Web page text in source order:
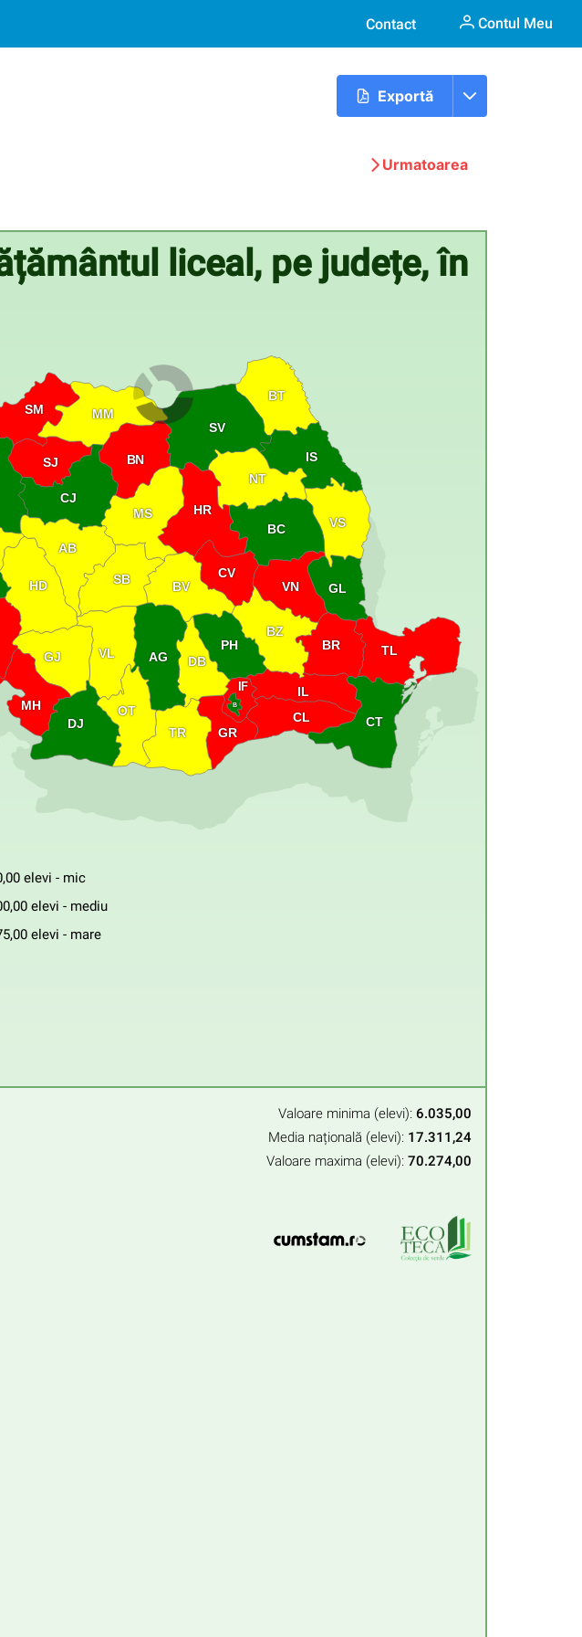
Contact Contul Meu
Exportă
Urmatoarea
liceal, pe județe, în
PH
IF
BT
GL
BZ
BR
TL
CT
GR
DB
IS
NT
SJ
SM
AG
SB
VL
BV
CV
HR
MM
MS
CJ
HD
AB
BN
VN
VS
DJ
GJ
MH
BC
OT
TR
B
CL
SV
IL
elevi - mic
elevi - mediu
elevi - mare
Valoare minima (elevi): 6.035,00
Media națională (elevi): 17.311,24
Valoare maxima (elevi): 70.274,00